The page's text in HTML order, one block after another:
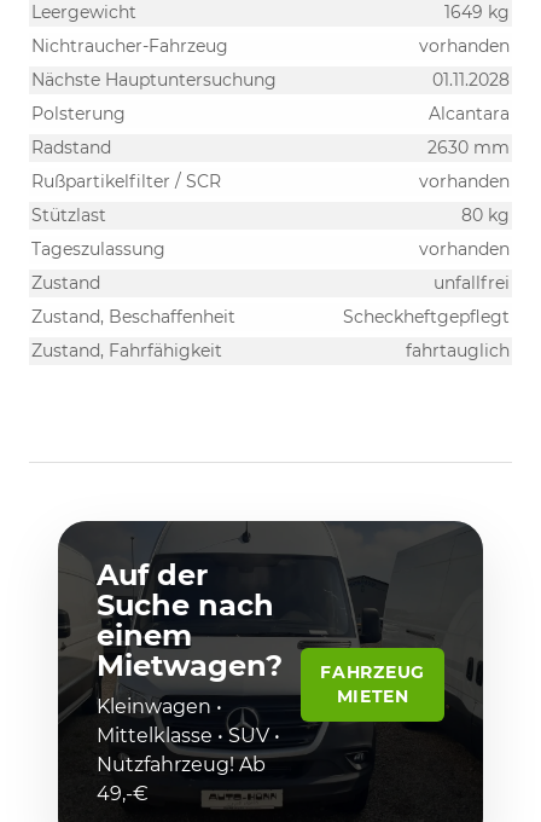
Leergewicht
1649 kg
Nichtraucher-Fahrzeug
vorhanden
Nächste Hauptuntersuchung
01.11.2028
Polsterung
Alcantara
Radstand
2630 mm
Rußpartikelfilter / SCR
vorhanden
Stützlast
80 kg
Tageszulassung
vorhanden
Zustand
unfallfrei
Zustand, Beschaffenheit
Scheckheftgepflegt
Zustand, Fahrfähigkeit
fahrtauglich
Auf der
Suche nach
einem
Mietwagen?
Kleinwagen •
Mittelklasse • SUV •
Nutzfahrzeug! Ab
49,-€
FAHRZEUG
MIETEN